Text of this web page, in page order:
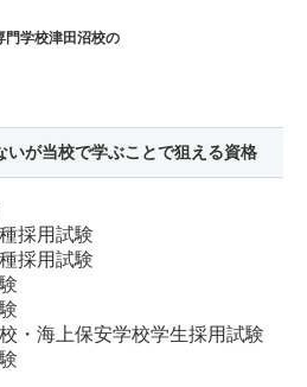
門学校津田沼校の
いが当校で学ぶことで狙える資格
採用試験
採用試験
・海上保安学校学生採用試験